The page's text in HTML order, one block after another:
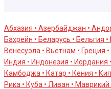
Абхазия • Азербайджан •
Бахрейн • Беларусь • Бельгия
Венесуэла • Вьетнам • Греция
Индия • Индонезия • Иордания
Камбоджа • Катар • Кения •
Рика • Куба • Ливан •